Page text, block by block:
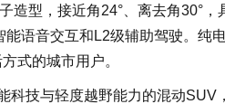
造型，接近角24°、离去角30°
语音交互和L2级辅助驾驶。纯
式的城市用户。
科技与轻度越野能力的混动